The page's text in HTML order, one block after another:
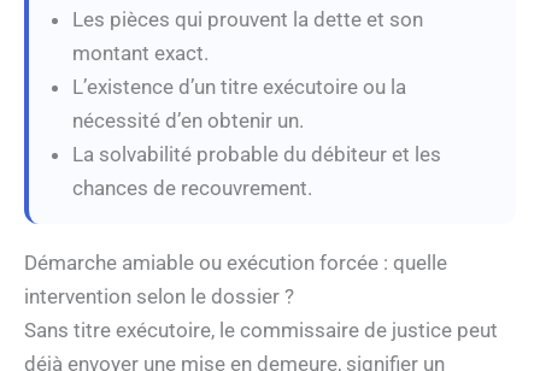
Les pièces qui prouvent la dette et son
montant exact.
L’existence d’un titre exécutoire ou la
nécessité d’en obtenir un.
La solvabilité probable du débiteur et les
chances de recouvrement.
Démarche amiable ou exécution forcée : quelle
intervention selon le dossier ?
Sans titre exécutoire, le commissaire de justice peut
déjà envoyer une mise en demeure, signifier un